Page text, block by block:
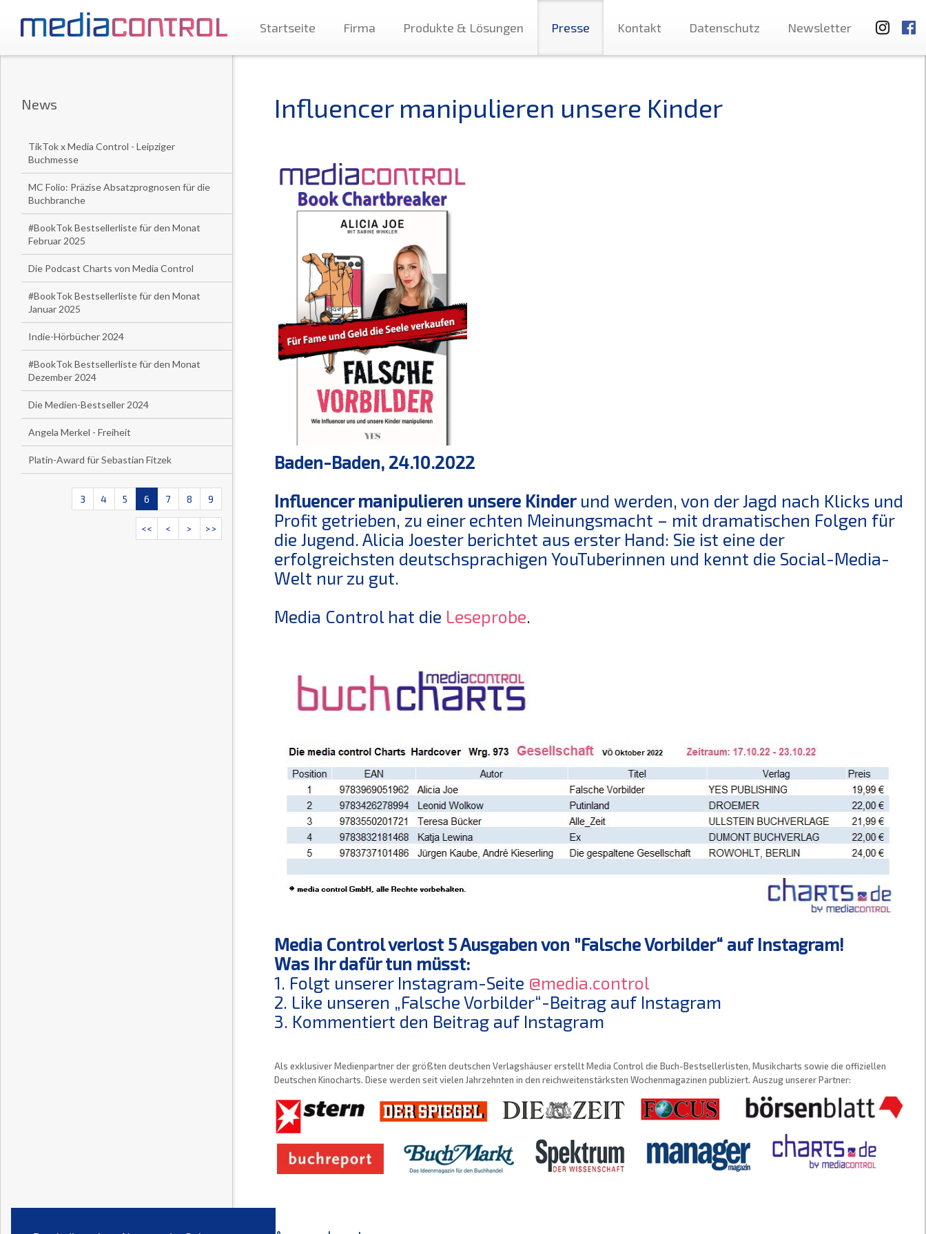
Startseite Firma Produkte & Lösungen Presse Kontakt Datenschutz Newsletter
News
TikTok x Media Control - Leipziger
Buchmesse
MC Folio: Präzise Absatzprognosen für die
Buchbranche
#BookTok Bestsellerliste für den Monat
Februar 2025
Die Podcast Charts von Media Control
#BookTok Bestsellerliste für den Monat
Januar 2025
Indie-Hörbücher 2024
#BookTok Bestsellerliste für den Monat
Dezember 2024
Die Medien-Bestseller 2024
Angela Merkel - Freiheit
Platin-Award für Sebastian Fitzek
3 4 5 6 7 8 9
<< < > >>
Influencer manipulieren unsere Kinder
Baden-Baden, 24.10.2022
Influencer manipulieren unsere Kinderund werden, von der Jagd nach Klicks und
Profit getrieben, zu einer echten Meinungsmacht – mit dramatischen Folgen für
die Jugend. Alicia Joester berichtet aus erster Hand: Sie ist eine der
erfolgreichsten deutschsprachigen YouTuberinnen und kennt die Social-Media-
Welt nur zu gut.
Media Control hat die Leseprobe.
Media Control verlost 5 Ausgaben von "Falsche Vorbilder“ auf Instagram!
Was Ihr dafür tun müsst:
1. Folgt unserer Instagram-Seite @media.control
2. Like unseren „Falsche Vorbilder“-Beitrag auf Instagram
3. Kommentiert den Beitrag auf Instagram
Als exklusiver Medienpartner der größten deutschen Verlagshäuser erstellt Media Control die Buch-Bestsellerlisten, Musikcharts sowie die offiziellen
Deutschen Kinocharts. Diese werden seit vielen Jahrzehnten in den reichweitenstärksten Wochenmagazinen publiziert. Auszug unserer Partner: